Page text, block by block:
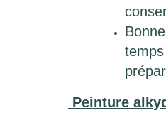
Peinture